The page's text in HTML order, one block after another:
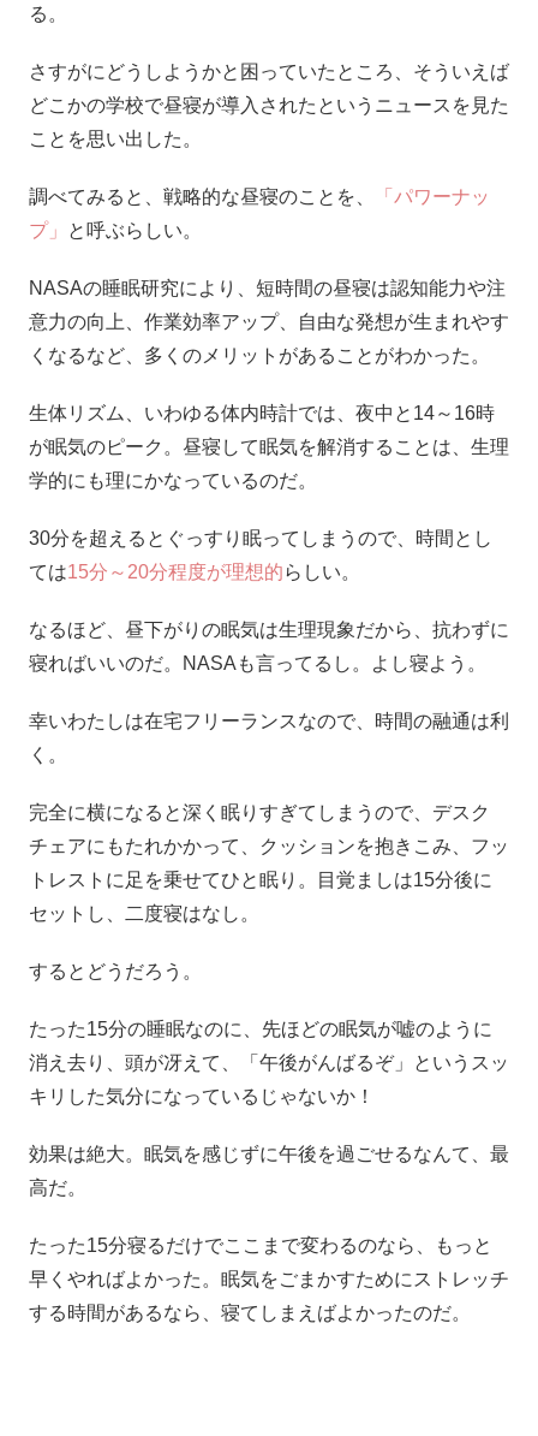
る。
さすがにどうしようかと困っていたところ、そういえば
どこかの学校で昼寝が導入されたというニュースを見た
ことを思い出した。
調べてみると、戦略的な昼寝のことを、
「パワーナッ
プ」
と呼ぶらしい。
NASAの睡眠研究により、短時間の昼寝は認知能力や注
意力の向上、作業効率アップ、自由な発想が生まれやす
くなるなど、多くのメリットがあることがわかった。
生体リズム、いわゆる体内時計では、夜中と14～16時
が眠気のピーク。昼寝して眠気を解消することは、生理
学的にも理にかなっているのだ。
30分を超えるとぐっすり眠ってしまうので、時間とし
ては15分～20分程度が理想的らしい。
なるほど、昼下がりの眠気は生理現象だから、抗わずに
寝ればいいのだ。NASAも言ってるし。よし寝よう。
幸いわたしは在宅フリーランスなので、時間の融通は利
く。
完全に横になると深く眠りすぎてしまうので、デスク
チェアにもたれかかって、クッションを抱きこみ、フッ
トレストに足を乗せてひと眠り。目覚ましは15分後に
セットし、二度寝はなし。
するとどうだろう。
たった15分の睡眠なのに、先ほどの眠気が嘘のように
消え去り、頭が冴えて、「午後がんばるぞ」というスッ
キリした気分になっているじゃないか！
効果は絶大。眠気を感じずに午後を過ごせるなんて、最
高だ。
たった15分寝るだけでここまで変わるのなら、もっと
早くやればよかった。眠気をごまかすためにストレッチ
する時間があるなら、寝てしまえばよかったのだ。